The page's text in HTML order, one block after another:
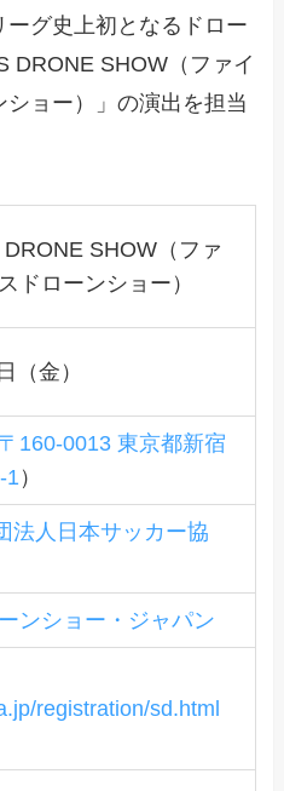
グ史上初となるドロー
DRONE SHOW（ファイ
ョー）」の演出を担当
SHOW（ファ
ドローンショー）
（金）
〒160-0013 東京都新宿
1 ）
法人日本サッカー協
ンショー・ジャパン
registration/sd.html